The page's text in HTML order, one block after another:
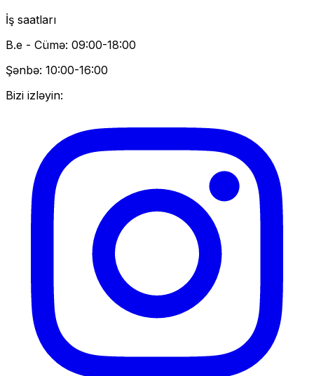
İş saatları
B.e - Cümə: 09:00-18:00
Şənbə: 10:00-16:00
Bizi izləyin: